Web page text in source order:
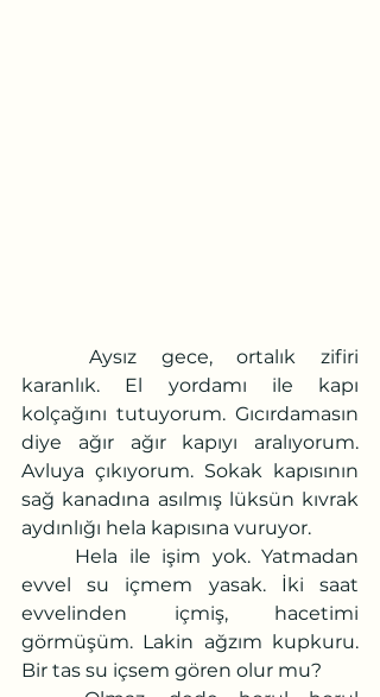
karanlık. El yordamı ile kapı
kolçağını tutuyorum. Gıcırdamasın
diye ağır ağır kapıyı aralıyorum.
Avluya çıkıyorum. Sokak kapısının
sağ kanadına asılmış lüksün kıvrak
aydınlığı hela kapısına vuruyor.
evvel su içmem yasak. İki saat
evvelinden içmiş, hacetimi
görmüşüm. Lakin ağzım kupkuru.
Bir tas su içsem gören olur mu?